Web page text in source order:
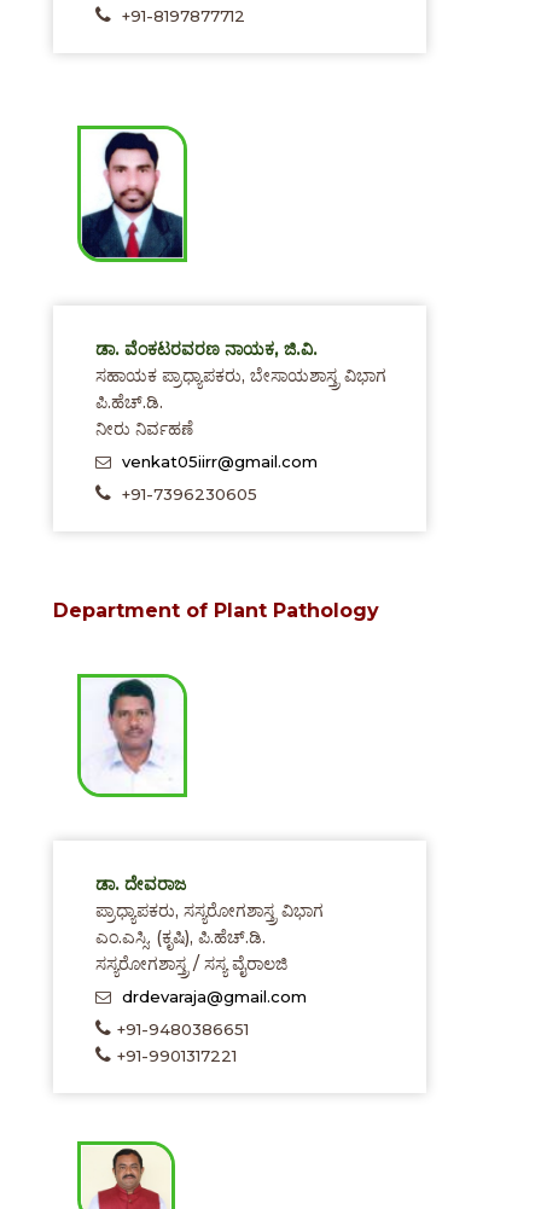
+91-8197877712
ಡಾ. ವೆಂಕಟರವರಣ ನಾಯಕ, ಜಿ.ವಿ.
ಸಹಾಯಕ ಪ್ರಾಧ್ಯಾಪಕರು, ಬೇಸಾಯಶಾಸ್ತ್ರ ವಿಭಾಗ
ಪಿ.ಹೆಚ್.ಡಿ.
ನೀರು ನಿರ್ವಹಣೆ
venkat05iirr@gmail.com
+91-7396230605
Department of Plant Pathology
ಡಾ. ದೇವರಾಜ
ಪ್ರಾಧ್ಯಾಪಕರು, ಸಸ್ಯರೋಗಶಾಸ್ತ್ರ ವಿಭಾಗ
ಎಂ.ಎಸ್ಸಿ. (ಕೃಷಿ), ಪಿ.ಹೆಚ್.ಡಿ.
ಸಸ್ಯರೋಗಶಾಸ್ತ್ರ / ಸಸ್ಯ ವೈರಾಲಜಿ
drdevaraja@gmail.com
+91-9480386651
+91-9901317221